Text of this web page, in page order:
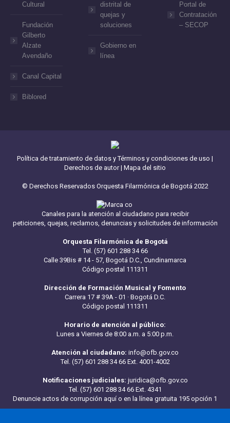
Cultural
Fundación
Gilberto
Alzate
Avendaño
Canal Capital
Biblored
distrital de
quejas y
soluciones
Gobierno en
línea
Portal de
Contratación
– SECOP
Política de tratamiento de datos y Términos y condiciones de uso |
Derechos de autor| Mapa del sitio
© Derechos Reservados Orquesta Filarmónica de Bogotá 2022
Canales para la atención al ciudadano para recibir
peticiones, quejas, reclamos, denuncias y solicitudes de información
Orquesta Filarmónica de Bogotá
Tel. (57) 601 288 34 66
Calle 39Bis # 14 - 57, Bogotá D.C., Cundinamarca
Código postal 111311
Dirección de Formación Musical y Fomento
Carrera 17 # 39A - 01 · Bogotá D.C.
Código postal 111311
Horario de atención al público:
Lunes a Viernes de 8:00 a.m. a 5:00 p.m.
Atención al ciudadano: info@ofb.gov.co
Tel. (57) 601 288 34 66 Ext. 4001-4002
Notificaciones judiciales: juridica@ofb.gov.co
Tel. (57) 601 288 34 66 Ext. 4341
Denuncie actos de corrupción aquí o en la línea gratuita 195 opción 1